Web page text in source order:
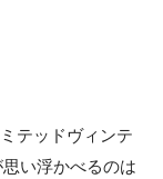
テッドヴィンテ
い浮かべるのは